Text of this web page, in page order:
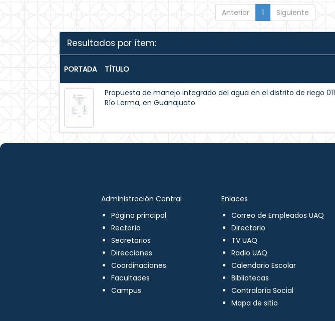
Anterior 1 Siguiente
Resultados por ítem:
PORTADA TÍTULO
Propuesta de manejo integrado del agua en el distrito de riego 011
Río Lerma, en Guanajuato
Administración Central
Página principal
Rectoría
Secretarios
Direcciones
Coordinaciones
Facultades
Campus
Enlaces
Correo de Empleados UAQ
Directorio
TV UAQ
Radio UAQ
Calendario Escolar
Bibliotecas
Contraloría Social
Mapa de sitio